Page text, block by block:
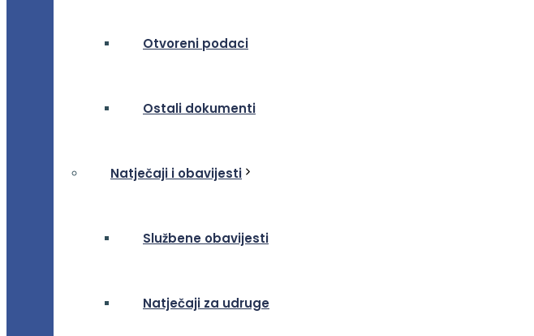
Otvoreni podaci
Ostali dokumenti
Natječaji i obavijesti
Službene obavijesti
Natječaji za udruge